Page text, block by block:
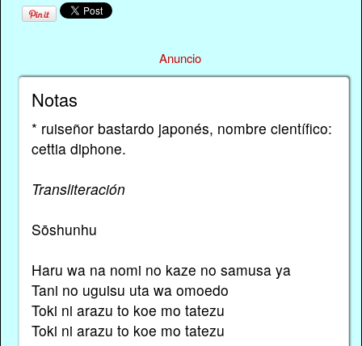
Anuncio
Notas
* ruiseñor bastardo japonés, nombre científico:
cettia diphone.
Transliteración
Sōshunhu
Haru wa na nomi no kaze no samusa ya
Tani no uguisu uta wa omoedo
Toki ni arazu to koe mo tatezu
Toki ni arazu to koe mo tatezu